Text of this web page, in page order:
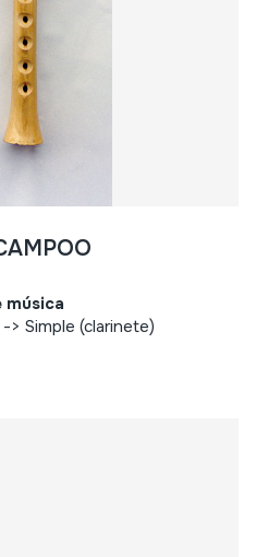
música
Simple (clarinete)